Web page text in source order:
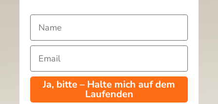
Ja, bitte – Halte mich auf dem
Laufenden